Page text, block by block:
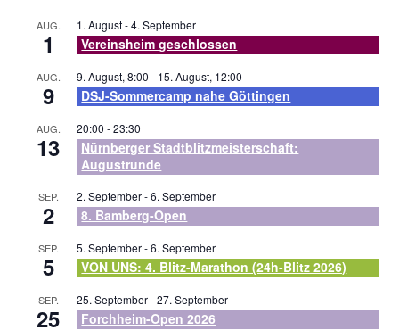
AUG.
1
1. August-4. September
Vereinsheim geschlossen
AUG.
9
9. August, 8:00 - 15. August, 12:00
DSJ-Sommercamp nahe Göttingen
AUG.
13
20:00 -23:30
Nürnberger Stadtblitzmeisterschaft:
Augustrunde
SEP.
2
2. September-6. September
8. Bamberg-Open
SEP.
5
5. September-6. September
VON UNS: 4. Blitz-Marathon (24h-Blitz 2026)
SEP.
25
25. September-27. September
Forchheim-Open 2026